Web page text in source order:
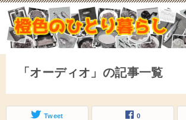
ひとり暮らしをしながら、気づいたことや、ふ
となどをアップしていきます。
「オーディオ」の記事一覧
Tweet 0